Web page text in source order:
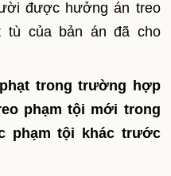
được hưởng án treo
tù của bản án đã cho
trong trường hợp
phạm tội mới trong
phạm tội khác trước